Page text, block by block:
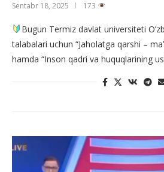
Sentabr 18, 2025 173
Bugun Termiz davlat universiteti
talabalari uchun “Jaholatga qarshi –
hamda “Inson qadri va huquqlarining